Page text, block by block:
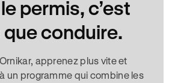
permis, c’est
conduire.
apprenez plus vite et
un programme qui combine les